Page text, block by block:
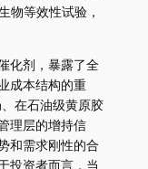
物等效性试验，
化剂，暴露了全
成本结构的重
在石油级黄原胶
理层的增持信
和需求刚性的合
投资者而言，当